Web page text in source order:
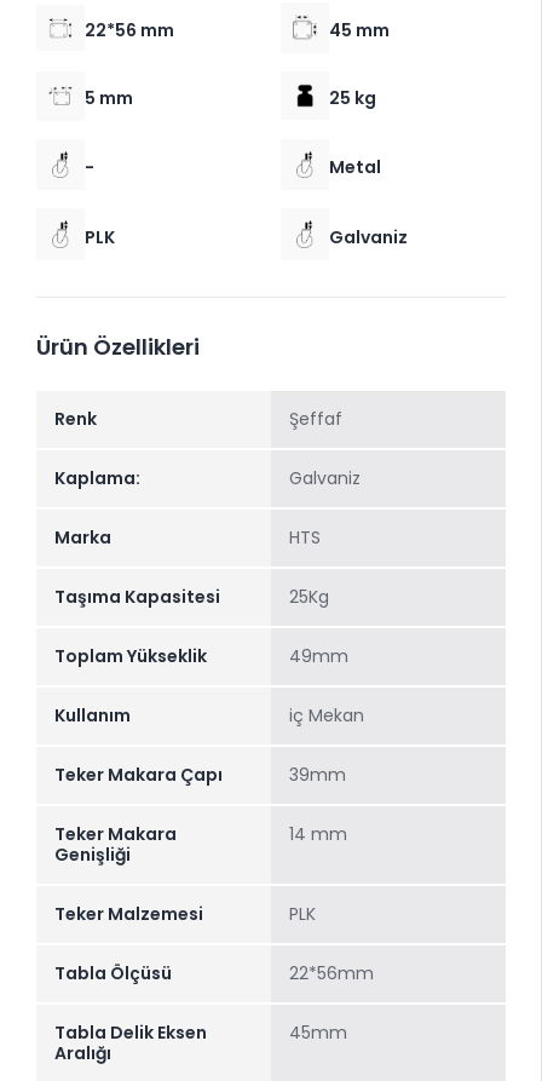
22*56 mm 45 mm
5 mm 25 kg
- Metal
PLK Galvaniz
Ürün Özellikleri
Renk Şeffaf
Kaplama: Galvaniz
Marka HTS
Taşıma Kapasitesi 25Kg
Toplam Yükseklik 49mm
Kullanım iç Mekan
Teker Makara Çapı 39mm
Teker Makara
Genişliği
14 mm
Teker Malzemesi PLK
Tabla Ölçüsü 22*56mm
Tabla Delik Eksen
Aralığı
45mm